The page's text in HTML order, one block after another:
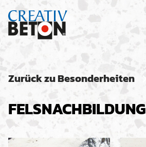
Zurück zu Besonderheiten
FELSNACHBILDUNG